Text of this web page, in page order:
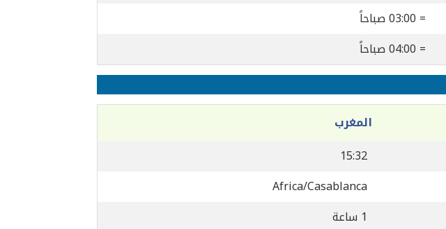
= 03:00 صباحاً
= 04:00 صباحاً
المغرب
15:32
Africa/Casablanca
1 ساعة